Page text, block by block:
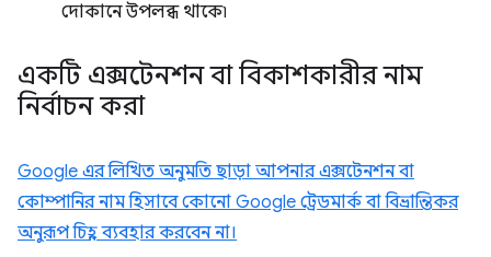
দোকানে উপলব্ধ থাকে৷
একটি এক্সটেনশন বা বিকাশকারীর নাম
নির্বাচন করা
Google এর লিখিত অনুমতি ছাড়া আপনার এক্সটেনশন বা
কোম্পানির নাম হিসাবে কোনো Google ট্রেডমার্ক বা বিভ্রান্তিকর
অনুরূপ চিহ্ন ব্যবহার করবেন না।